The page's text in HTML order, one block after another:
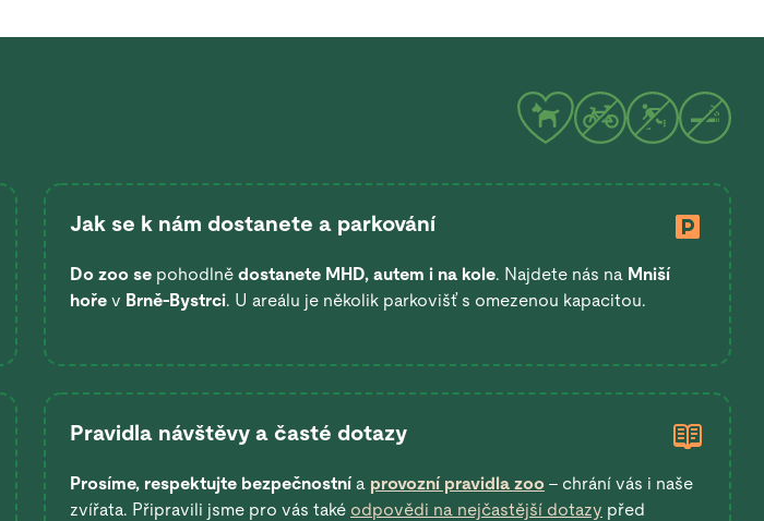
Jak se k nám dostanete a parkování
Do zoo se pohodlně dostanete MHD, autem i na kole. Najdete nás na Mniší
hoře v Brně-Bystrci. U areálu je několik parkovišť s omezenou kapacitou.
Pravidla návštěvy a časté dotazy
Prosíme, respektujte bezpečnostní a provozní pravidla zoo – chrání vás i naše
zvířata. Připravili jsme pro vás také odpovědi na nejčastější dotazy před